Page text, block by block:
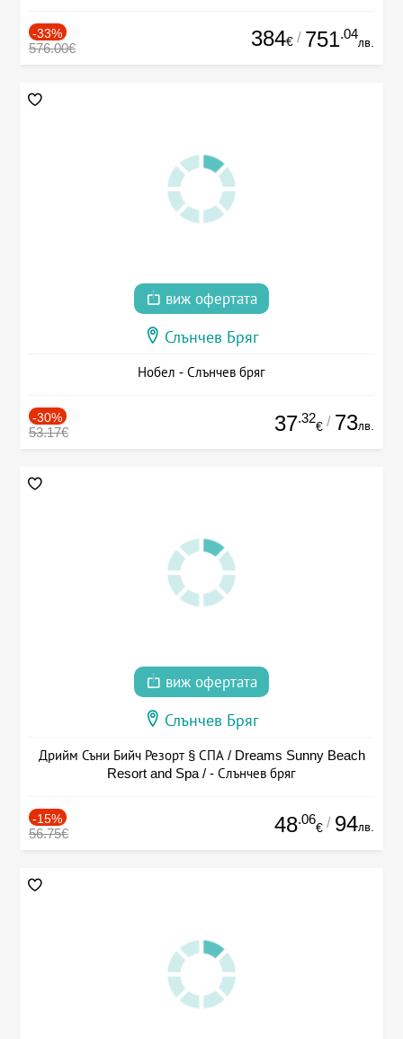
-33%
576.00€ 384€ / 751.04
лв.
виж офертата
Слънчев Бряг
Нобел - Слънчев бряг
-30%
53.17€ 37.32
€ / 73лв.
виж офертата
Слънчев Бряг
Дрийм Съни Бийч Резорт § СПА / Dreams Sunny Beach
Resort and Spa / - Слънчев бряг
-15%
56.75€ 48.06
€ / 94лв.